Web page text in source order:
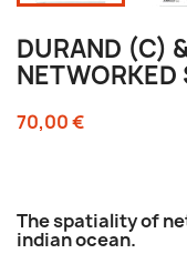
DURAND (C)
NETWORKED
70,00 €
The spatiality of
indian ocean.